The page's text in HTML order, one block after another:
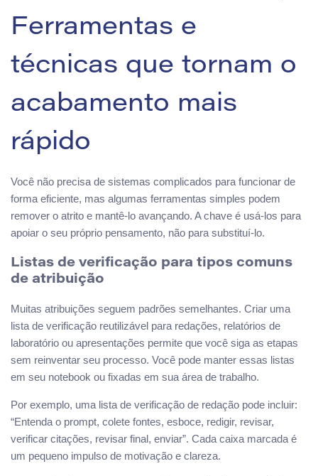
Ferramentas e
técnicas que tornam o
acabamento mais
rápido
Você não precisa de sistemas complicados para funcionar de
forma eficiente, mas algumas ferramentas simples podem
remover o atrito e mantê-lo avançando. A chave é usá-los para
apoiar o seu próprio pensamento, não para substituí-lo.
Listas de verificação para tipos comuns
de atribuição
Muitas atribuições seguem padrões semelhantes. Criar uma
lista de verificação reutilizável para redações, relatórios de
laboratório ou apresentações permite que você siga as etapas
sem reinventar seu processo. Você pode manter essas listas
em seu notebook ou fixadas em sua área de trabalho.
Por exemplo, uma lista de verificação de redação pode incluir:
“Entenda o prompt, colete fontes, esboce, redigir, revisar,
verificar citações, revisar final, enviar”. Cada caixa marcada é
um pequeno impulso de motivação e clareza.